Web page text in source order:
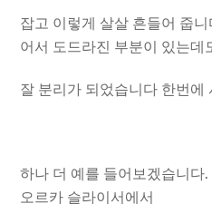
잡고 이렇게 살살 흔들어 줍
어서 도드라진 부분이 있는데
잘 분리가 되었습니다 한번에
하나 더 예를 들어보겠습니다
오르카 슬라이서에서